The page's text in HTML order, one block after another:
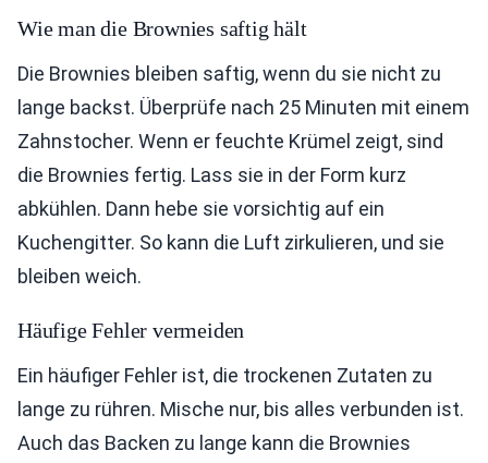
Wie man die Brownies saftig hält
Die Brownies bleiben saftig, wenn du sie nicht zu
lange backst. Überprüfe nach 25 Minuten mit einem
Zahnstocher. Wenn er feuchte Krümel zeigt, sind
die Brownies fertig. Lass sie in der Form kurz
abkühlen. Dann hebe sie vorsichtig auf ein
Kuchengitter. So kann die Luft zirkulieren, und sie
bleiben weich.
Häufige Fehler vermeiden
Ein häufiger Fehler ist, die trockenen Zutaten zu
lange zu rühren. Mische nur, bis alles verbunden ist.
Auch das Backen zu lange kann die Brownies